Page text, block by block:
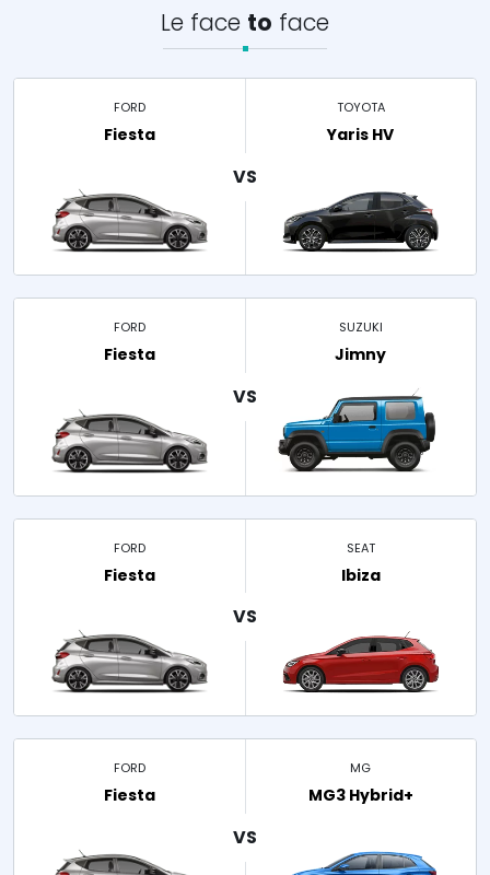
Le face to face
FORD
Fiesta
TOYOTA
Yaris HV
FORD
Fiesta
SUZUKI
Jimny
FORD
Fiesta
SEAT
Ibiza
FORD
Fiesta
MG
MG3 Hybrid+